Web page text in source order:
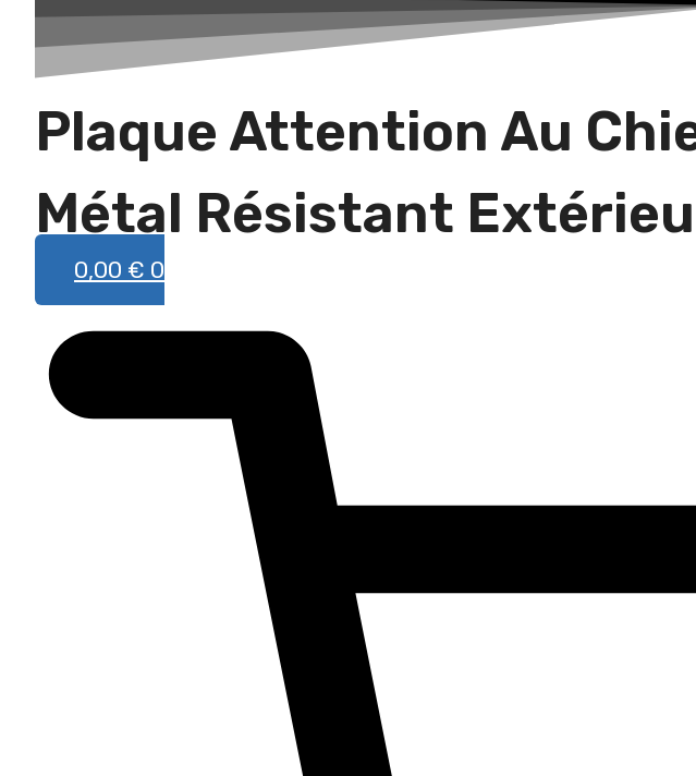
race
Plaque Attention Au
Métal Résistant
0,00 € 0